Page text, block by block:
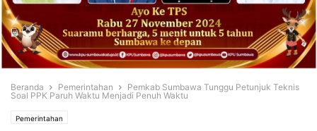
Beranda Pemerintahan
Pemkab Sumbawa Tunggu Petunjuk Teknis
Soal PPK Paruh Waktu Menjadi Penuh Waktu
Pemerintahan